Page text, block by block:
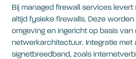
Bij managed firewall services levert
altijd fysieke firewalls. Deze
omgeving en ingericht op basis van
netwerkarchitectuur. Integratie met
signetbreedband, zoals